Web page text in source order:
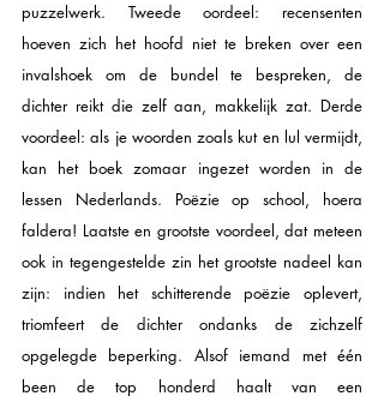
puzzelwerk. Tweede oordeel: recensenten
hoeven zich het hoofd niet te breken over een
invalshoek om de bundel te bespreken, de
dichter reikt die zelf aan, makkelijk zat. Derde
voordeel: als je woorden zoals kut en lul vermijdt,
kan het boek zomaar ingezet worden in de
lessen Nederlands. Poëzie op school, hoera
faldera! Laatste en grootste voordeel, dat meteen
ook in tegengestelde zin het grootste nadeel kan
zijn: indien het schitterende poëzie oplevert,
triomfeert de dichter ondanks de zichzelf
opgelegde beperking. Alsof iemand met één
been de top honderd haalt van een